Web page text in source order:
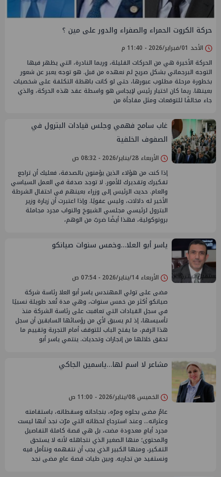
حركة الكروت الحمراء والصفراء والدور على مين ؟
الأحد 01/فبراير/2026 - 11:40 م
الحركة الأخيرة هي من الحركات القليلة، وربما النادرة، التي يظهر فيها
التوجه البرجماتي بشكل صريح لم نعهده من قبل. هو توجه يعبر عن شعور
بخطورة مرحلة مطلوب عبورها، حتى لو كانت باهظة التكلفة على شخصيات
بعينها. ربما كان اختيار رئيس لإيجاس هو واسطة عقد هذه الحركة، والذي
جاء مخالفًا للتوقعات ومثل مفاجأة من
غاب سامح فهمي وجلس قيادات البترول في
الصفوف الخلفية
الأربعاء 28/يناير/2026 - 08:32 ص
إذا كنت من هؤلاء الذين يؤمنون بالصدفة، فعليك أن تراجع
تفكيرك وتقديرك للأمور. لا توجد صدفة في العمل السياسي
والعام. حديث الرئيس إلى وزراء بعينهم في احتفال الشرطة
الأخير له دلالات، وليس عفويًا. وإذا اعتبرت أن زيارة وزير
البترول لرئيسي مجلسي الشيوخ والنواب مجرد مجاملة
بروتوكولية، فهذا أيضًا ضربٌ من الوهم،
ياسر أبو العلا…وخمس سنوات صيانكو
الأربعاء 14/يناير/2026 - 07:54 ص
مضى على تولي المهندس ياسر أبو العلا رئاسة شركة
صيانكو أكثر من خمس سنوات، وهي مدة تُعد طويلة نسبيًا
في سجل القيادات التي تعاقبت على رئاسة الشركة منذ
تأسيسها، إذ لم يسبق لأي من رؤسائها السابقين أن سجل
هذا الرقم، ما يفتح الباب للتوقف أمام التجربة وتقييم ما
تحقق خلالها من إنجازات وتحديات. ينتمي ياسر أبو
مشاعر لا اسم لها...ياسمين الجاكي
الخميس 08/يناير/2026 - 11:00 ص
عامٌ مضى بحلوه ومرّه، بنجاحاته وسقطاته، باستقامته
وعثراته… وعند استرجاع لحظاته التي مرّت نجد أنها ليست
مجرد أيامٍ معدودة مضت، بل هي قصة كاملة التفاصيل
والمحتوى؛ منها الصغير الذي نتجاهله لأنه لا يستحق
التفكير، ومنها الكبير الذي يجب أن نتفهمه ونتأمل فيه
ونستفيد من تجاربه. وبين طيات قصة عامٍ مضى نجد